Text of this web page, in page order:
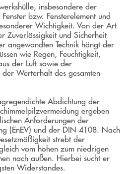
insbesondere der
bzw. Fensterelement und
Wichtigkeit. Von der Art
Zuverlässigkeit und Sicherheit
angewandten Technik hängt der
wie Regen, Feuchtigkeit,
der Luft sowie der
Werterhalt des gesamten
Abdichtung der
ergeben
Anforderungen der
(EnEV) und der DIN 4108. Nach
strebt der
vom hohen zum niedrigen
nach außen. Hierbei sucht er
Widerstandes.